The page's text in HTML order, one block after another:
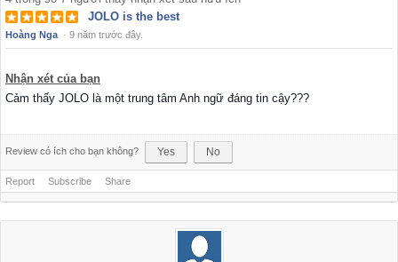
JOLO is the best
Hoàng Nga · 9 năm trước đây.
Nhận xét của bạn
Cảm thấy JOLO là một trung tâm Anh ngữ đáng tin cậy???
Review có ích cho bạn không? Yes No
Report Subscribe Share